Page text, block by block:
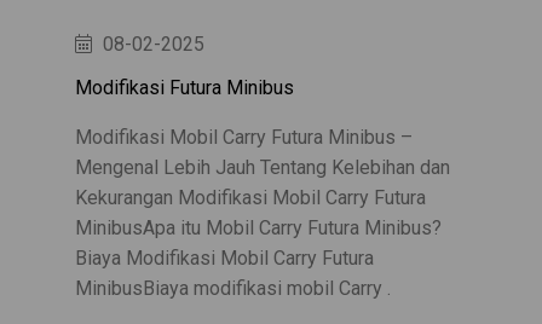
08-02-2025
Modifikasi Futura Minibus
Modifikasi Mobil Carry Futura Minibus –
Mengenal Lebih Jauh Tentang Kelebihan dan
Kekurangan Modifikasi Mobil Carry Futura
MinibusApa itu Mobil Carry Futura Minibus?
Biaya Modifikasi Mobil Carry Futura
MinibusBiaya modifikasi mobil Carry .